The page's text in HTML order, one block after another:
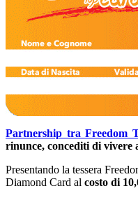
Partnership tra Freedom
rinunce, concediti di vivere
Presentando la tessera
Diamond Card al costo di